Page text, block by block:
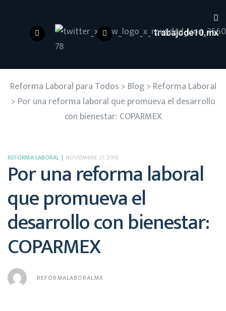
trabajode10.mx
Reforma Laboral para Todos > Blog> Reforma Laboral
> Por una reforma laboral que promueva el desarrollo
con bienestar: COPARMEX
REFORMA LABORAL NOVIEMBRE 21, 2018
Por una reforma laboral
que promueva el
desarrollo con bienestar:
COPARMEX
REFORMALABORALMX